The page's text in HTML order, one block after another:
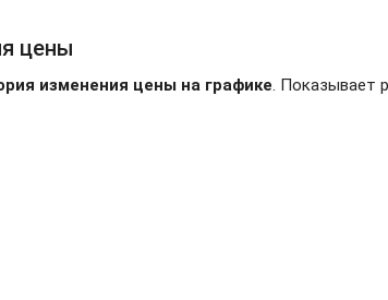
цены
изменения цены на графике. Показывает